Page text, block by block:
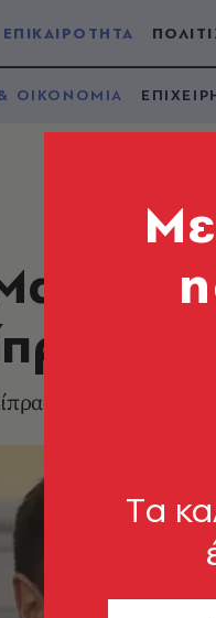
ΕΠΙΚΑΙΡΟΤΗΤΑ
ΟΙΚΟΝΟΜΙΑ
με
Μητσοτάκη
Tα